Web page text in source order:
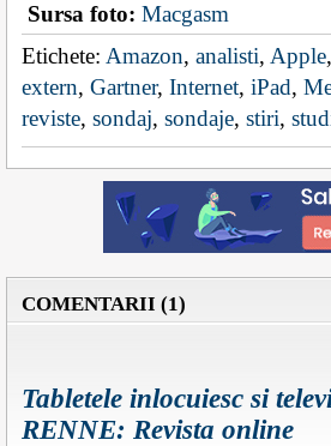
Sursa foto: Macgasm
Etichete: Amazon, analisti, Apple,
extern, Gartner, Internet, iPad,
reviste, sondaj, sondaje, stiri,
COMENTARII (1)
Tabletele inlocuiesc si
RENNE: Revista online